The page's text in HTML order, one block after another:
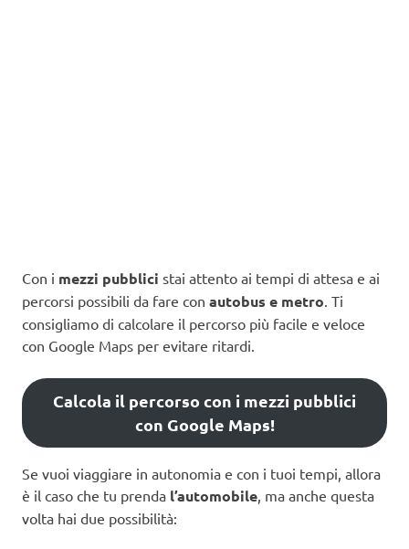
Con i mezzi pubblici stai attento ai tempi di attesa e ai
percorsi possibili da fare con autobus e metro. Ti
consigliamo di calcolare il percorso più facile e veloce
con Google Maps per evitare ritardi.
Calcola il percorso con i mezzi pubblici
con Google Maps!
Se vuoi viaggiare in autonomia e con i tuoi tempi, allora
è il caso che tu prenda l’automobile , ma anche questa
volta hai due possibilità: